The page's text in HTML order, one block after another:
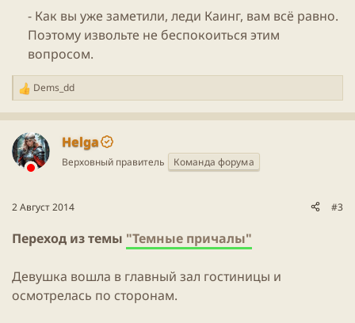
- Как вы уже заметили, леди Каинг, вам всё равно.
Поэтому извольте не беспокоиться этим
вопросом.​
Р
а
к
ц
и
Dems_dd
Helga
Верховный правитель Команда форума
2 Август 2014 #3
Переход из темы "Темные причалы"
Девушка вошла в главный зал гостиницы и
осмотрелась по сторонам.